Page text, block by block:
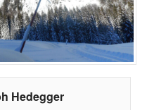
Hedegger